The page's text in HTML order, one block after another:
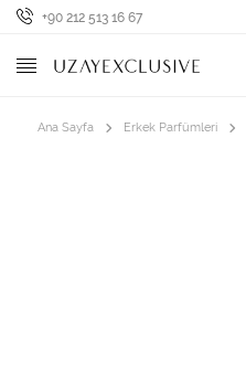
+90 212 513 16 67
Ana Sayfa Erkek Parfümleri